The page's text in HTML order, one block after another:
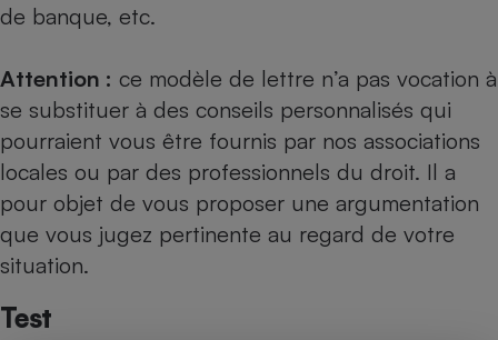
de banque, etc.
Attention : ce modèle de lettre n’a pas vocation à
se substituer à des conseils personnalisés qui
pourraient vous être fournis par nos associations
locales ou par des professionnels du droit. Il a
pour objet de vous proposer une argumentation
que vous jugez pertinente au regard de votre
situation.
Test